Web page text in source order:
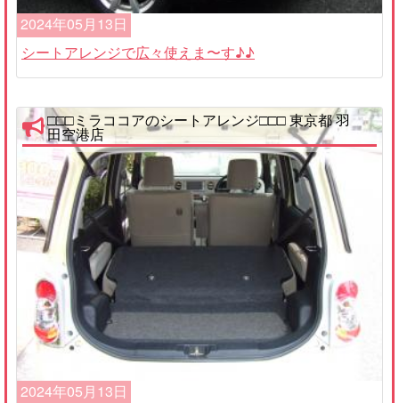
2024年05月13日
シートアレンジで広々使えま〜す♪♪
□□□ミラココアのシートアレンジ□□□ 東京都 羽
田空港店
2024年05月13日